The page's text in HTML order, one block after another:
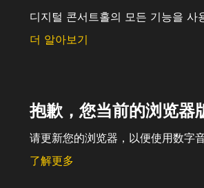
디지털 콘서트홀의 모든 기능을 사
더 알아보기
抱歉，您当前的浏览器
请更新您的浏览器，以便使用数字
了解更多